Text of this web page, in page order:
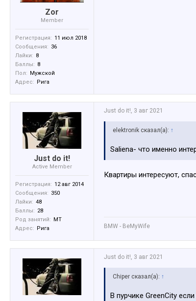
Zor
Member
Регистрация: 11 июл 2018
Сообщения: 36
Лайки: 8
Баллы: 8
Пол: Мужской
Адрес: Рига
Just do it!
Active Member
Регистрация: 12 авг 2014
Сообщения: 350
Лайки: 48
Баллы: 28
Род занятий: MT
Адрес: Рига
Just do it!, 3 авг 2021
elektronik сказал(а): ↑
Saliena- что именно
Квартиры интересуют,
BMW - BeMyWife
Just do it!, 3 авг 2021
Chiper сказал(а): ↑
В пурчике GreenCity